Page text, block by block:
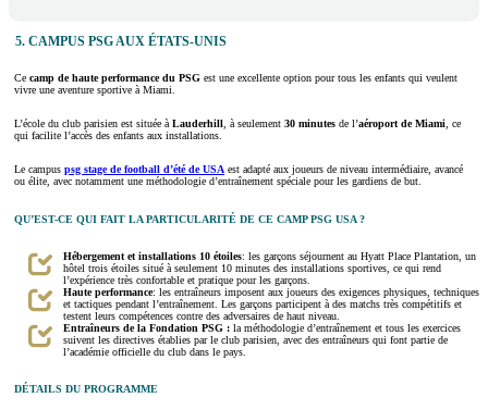
5. CAMPUS PSG AUX ÉTATS-UNIS
Ce camp de haute performance du PSG est une excellente option pour tous les enfants qui veulent
vivre une aventure sportive à Miami.
L’école du club parisien est située àLauderhill, à seulement 30 minutes de l’aéroport de Miami, ce
qui facilite l’accès des enfants aux installations.
Le campus psg stage de football d’été de USA est adapté aux joueurs de niveau intermédiaire, avancé
ou élite, avec notamment une méthodologie d’entraînement spéciale pour les gardiens de but.
QU’EST-CE QUI FAIT LA PARTICULARITÉ DE CE CAMP PSG USA ?
Hébergement et installations 10 étoiles: les garçons séjournent au Hyatt Place Plantation, un
hôtel trois étoiles situé à seulement 10 minutes des installations sportives, ce qui rend
l’expérience très confortable et pratique pour les garçons.
Haute performance: les entraîneurs imposent aux joueurs des exigences physiques, techniques
et tactiques pendant l’entraînement. Les garçons participent à des matchs très compétitifs et
testent leurs compétences contre des adversaires de haut niveau.
Entraîneurs de la Fondation PSG : la méthodologie d’entraînement et tous les exercices
suivent les directives établies par le club parisien, avec des entraîneurs qui font partie de
l’académie officielle du club dans le pays.
DÉTAILS DU PROGRAMME